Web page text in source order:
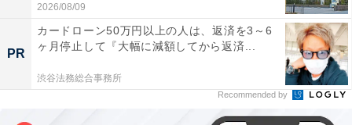
2026/08/09
PR
カードローン50万円以上の人は、返済を3～6
ヶ月停止して『大幅に減額してから返済...
渋谷法務総合事務所
Recommended by